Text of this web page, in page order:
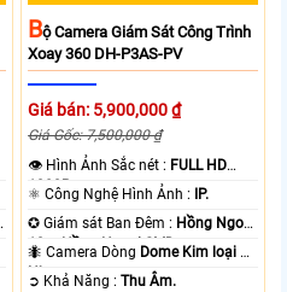
BỘ Camera Giám Sát Công Trình
Xoay 360 DH-P3AS-PV
Giá bán: 5,900,000 ₫
Giá Gốc: 7,500,000 ₫
👁 Hình Ảnh Sắc nét : FULL HD
1080P .
⚛️ Công Nghệ Hình Ảnh :
IP.
✪ Giám sát Ban Đêm : Hồng Ngoại
10m Hồng Ngoại SMD.
🐜 Camera Dòng Dome Kim loại +
Nhựa.
️➲ Khả Năng :Thu Âm.